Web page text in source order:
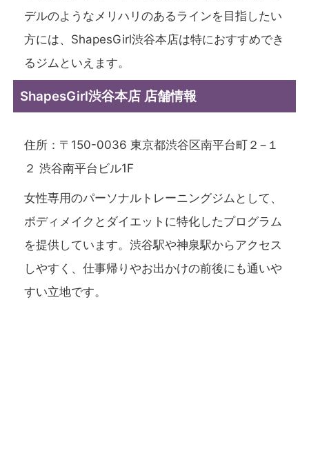
デルのようなメリハリのあるラインを目指したい
方には、ShapesGirl渋谷本店は特におすすめでき
るジムといえます。
ShapesGirl渋谷本店 店舗情報
住所：〒150-0036 東京都渋谷区南平台町２−１
２ 渋谷南平台ビル1F
女性専用のパーソナルトレーニングジムとして、
ボディメイクとダイエットに特化したプログラム
を提供しています。渋谷駅や神泉駅からアクセス
しやすく、仕事帰りやお出かけの前後にも通いや
すい立地です。